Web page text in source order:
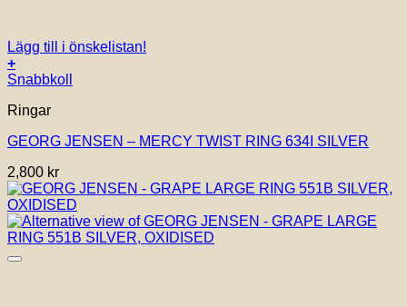
Lägg till i önskelistan!
+
Den
produkten
flera
De
olika
alternativen
kan
väljas
på
Snabbkoll
Ringar
GEORG JENSEN – MERCY TWIST RING 634I SILVER
2,800 kr